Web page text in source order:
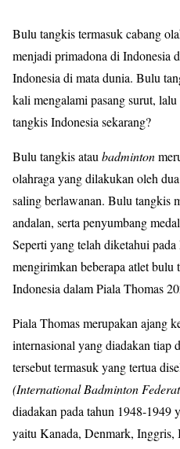
Bulu tangkis termasuk cabang
menjadi primadona di Indonesia
Indonesia di mata dunia. Bulu
kali mengalami pasang surut,
tangkis Indonesia sekarang?
Bulu tangkis atau badminton
olahraga yang dilakukan oleh
saling berlawanan. Bulu tangkis
andalan, serta penyumbang
Seperti yang telah diketahui
mengirimkan beberapa atlet bulu
Indonesia dalam Piala Thomas
Piala Thomas merupakan ajang
internasional yang diadakan tiap
tersebut termasuk yang tertua
(International Badminton
diadakan pada tahun 1948-1949
yaitu Kanada, Denmark, Inggris,